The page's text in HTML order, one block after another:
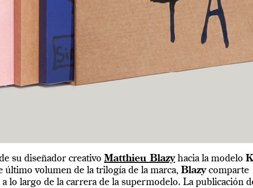
su diseñador creativo Matthieu Blazyhacia la modelo
último volumen de la trilogía de la marca, Blazycomparte
lo largo de la carrera de la supermodelo. La publicación